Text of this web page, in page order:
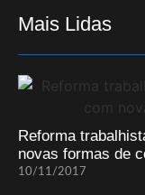
Mais Lidas
Reforma
novas formas de
10/11/2017